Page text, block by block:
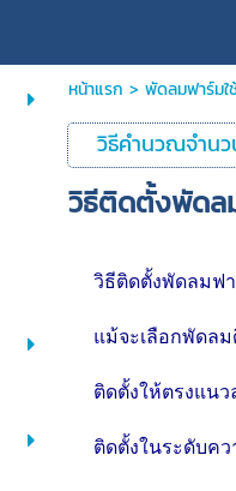
หน้าแรก > พัดลมฟาร์มใ
วิธีคำนวณจำน
วิธีติดตั้งพัดล
วิธีติดตั้งพัดลมฟ
แม้จะเลือกพัดล
ติดตั้งให้ตรงแน
ติดตั้งในระดับค